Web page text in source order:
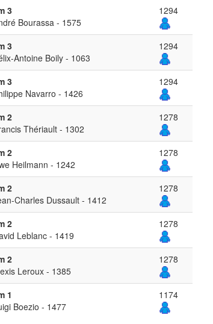
3
Bourassa - 1575
1294
3
Antoine Boily - 1063
1294
3
Navarro - 1426
1294
2
Thériault - 1302
1278
2
Heilmann - 1242
1278
2
Charles Dussault - 1412
1278
2
Leblanc - 1419
1278
2
Leroux - 1385
1278
1
Boezio - 1477
1174